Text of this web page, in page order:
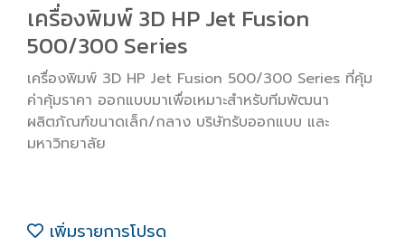
เครื่องพิมพ์ 3D HP Jet Fusion
500/300 Series
เครื่องพิมพ์ 3D HP Jet Fusion 500/300 Series ที่คุ้ม
ค่าคุ้มราคา ออกแบบมาเพื่อเหมาะสำหรับทีมพัฒนา
ผลิตภัณฑ์ขนาดเล็ก/กลาง บริษัทรับออกแบบ และ
มหาวิทยาลัย
เพิ่มรายการโปรด